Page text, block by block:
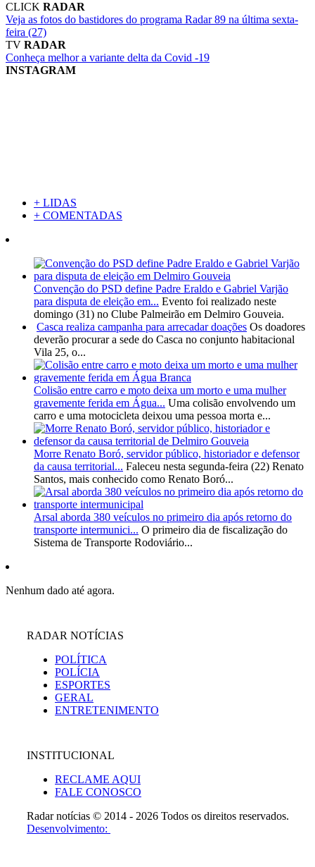
CLICK RADAR
Veja as fotos do bastidores do programa Radar 89 na última sexta-
feira (27)
TV RADAR
Conheça melhor a variante delta da Covid -19
INSTAGRAM
+ LIDAS
+ COMENTADAS
Convenção do PSD define Padre Eraldo e Gabriel Varjão
para disputa de eleição em... Evento foi realizado neste
domingo (31) no Clube Palmeirão em Delmiro Gouveia.
Casca realiza campanha para arrecadar doações Os doadores
deverão procurar a sede do Casca no conjunto habitacional
Vila 25, o...
Colisão entre carro e moto deixa um morto e uma mulher
gravemente ferida em Água... Uma colisão envolvendo um
carro e uma motocicleta deixou uma pessoa morta e...
Morre Renato Boró, servidor público, historiador e defensor
da causa territorial... Faleceu nesta segunda-feira (22) Renato
Santos, mais conhecido como Renato Boró...
Arsal aborda 380 veículos no primeiro dia após retorno do
transporte intermunici... O primeiro dia de fiscalização do
Sistema de Transporte Rodoviário...
Nenhum dado até agora.
RADAR NOTÍCIAS
POLÍTICA
POLÍCIA
ESPORTES
GERAL
ENTRETENIMENTO
INSTITUCIONAL
RECLAME AQUI
FALE CONOSCO
Radar notícias © 2014 - 2026 Todos os direitos reservados.
Desenvolvimento: